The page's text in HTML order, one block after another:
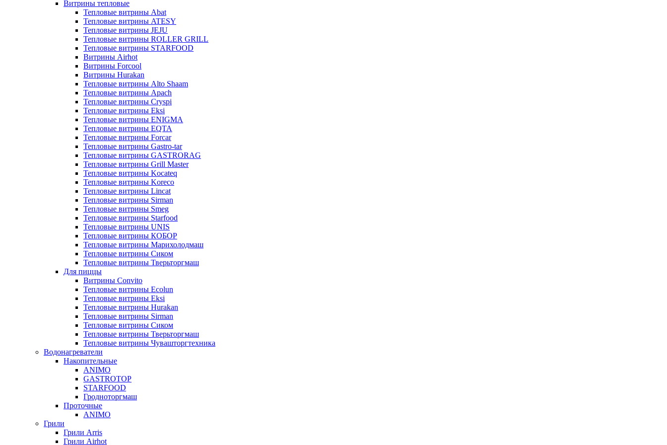
Витрины тепловые
Тепловые витрины Abat
Тепловые витрины ATESY
Тепловые витрины JEJU
Тепловые витрины ROLLER GRILL
Тепловые витрины STARFOOD
Витрины Airhot
Витрины Forcool
Витрины Hurakan
Тепловые витрины Alto Shaam
Тепловые витрины Apach
Тепловые витрины Cryspi
Тепловые витрины Eksi
Тепловые витрины ENIGMA
Тепловые витрины EQTA
Тепловые витрины Forcar
Тепловые витрины Gastro-tar
Тепловые витрины GASTRORAG
Тепловые витрины Grill Master
Тепловые витрины Kocateq
Тепловые витрины Koreco
Тепловые витрины Lincat
Тепловые витрины Sirman
Тепловые витрины Smeg
Тепловые витрины Starfood
Тепловые витрины UNIS
Тепловые витрины КОБОР
Тепловые витрины Марихолодмаш
Тепловые витрины Сиком
Тепловые витрины Тверьторгмаш
Для пиццы
Витрины Convito
Тепловые витрины Ecolun
Тепловые витрины Eksi
Тепловые витрины Hurakan
Тепловые витрины Sirman
Тепловые витрины Сиком
Тепловые витрины Тверьторгмаш
Тепловые витрины Чувашторгтехника
Водонагреватели
Накопительные
ANIMO
GASTROTOP
STARFOOD
Гродноторгмаш
Проточные
ANIMO
Грили
Грили Arris
Грили Airhot